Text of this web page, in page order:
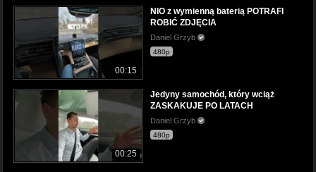
00:15
NIO z wymienną baterią POTRAFI
ROBIĆ ZDJĘCIA
Daniel Grzyb
480p
00:25
Jedyny samochód, który wciąż
ZASKAKUJE PO LATACH
Daniel Grzyb
480p